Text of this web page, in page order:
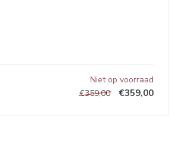
Niet op voorraad
€359,00
€359,00